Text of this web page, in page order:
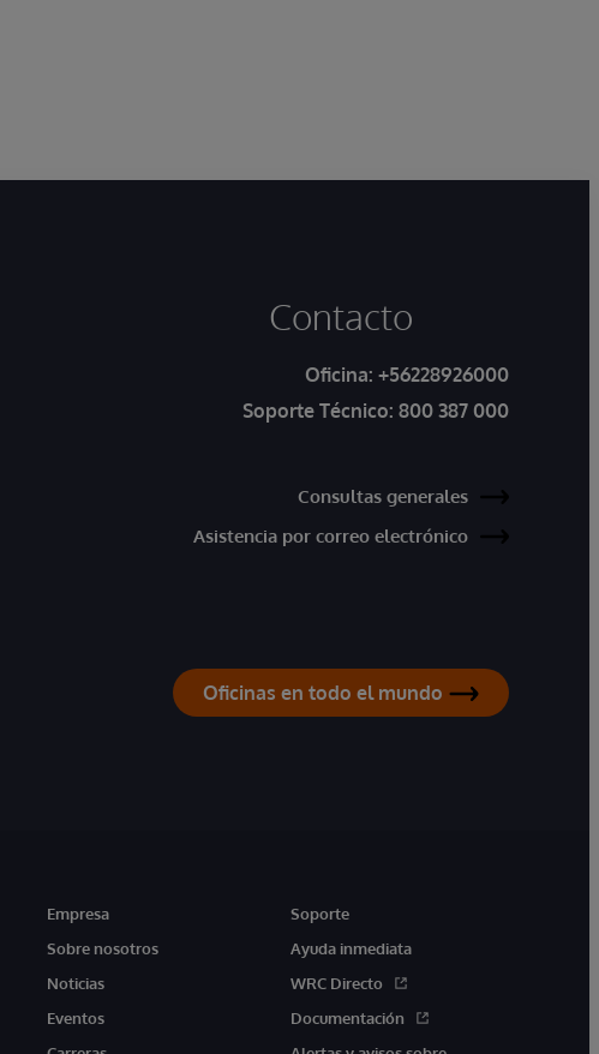
Contacto
Oficina: +56228926000
Soporte Técnico: 800 387 000
Consultas generales
Asistencia por correo electrónico
Oficinas en todo el mundo
Empresa
Sobre nosotros
Noticias
Eventos
Soporte
Ayuda inmediata
WRC Directo
Documentación